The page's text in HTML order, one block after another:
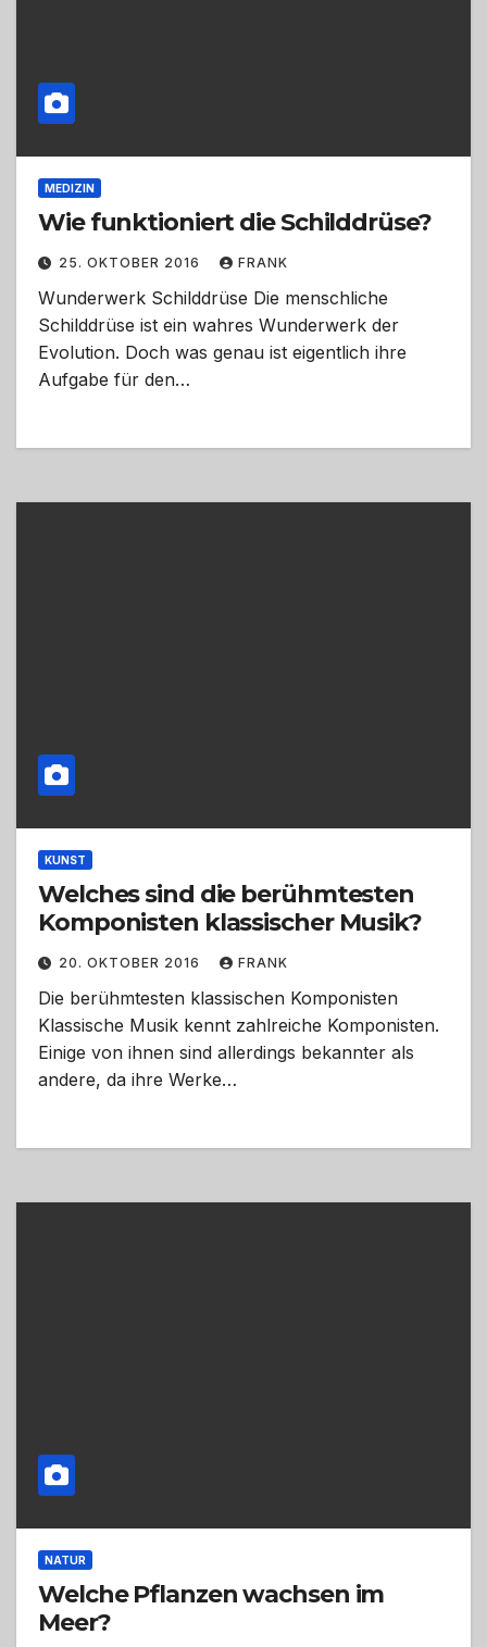
MEDIZIN
Wie funktioniert die Schilddrüse?
25. OKTOBER 2016 FRANK
Wunderwerk Schilddrüse Die menschliche
Schilddrüse ist ein wahres Wunderwerk der
Evolution. Doch was genau ist eigentlich ihre
Aufgabe für den…
KUNST
Welches sind die berühmtesten
Komponisten klassischer Musik?
20. OKTOBER 2016 FRANK
Die berühmtesten klassischen Komponisten
Klassische Musik kennt zahlreiche Komponisten.
Einige von ihnen sind allerdings bekannter als
andere, da ihre Werke…
NATUR
Welche Pflanzen wachsen im
Meer?